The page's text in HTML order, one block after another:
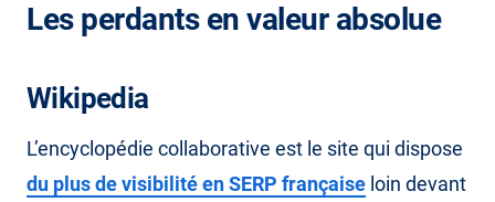
Les perdants en valeur absolue
Wikipedia
L’encyclopédie collaborative est le site qui dispose
du plus de visibilité en SERP française loin devant